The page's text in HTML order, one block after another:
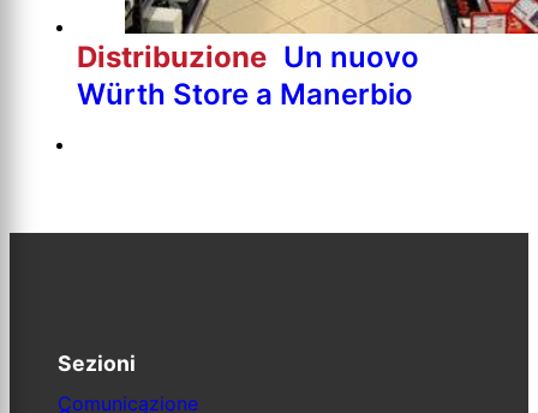
Distribuzione Un nuovo
Würth Store a Manerbio
Sezioni
Comunicazione